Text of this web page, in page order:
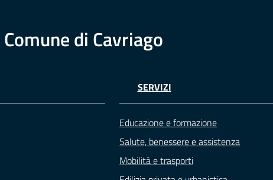
Comune di Cavriago
SERVIZI
Educazione e formazione
Salute, benessere e assistenza
Mobilità e trasporti